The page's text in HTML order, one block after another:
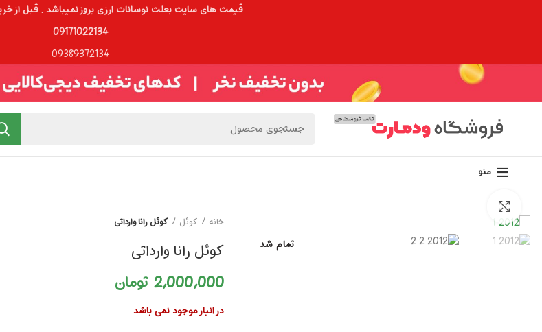
منو
تمام شد
خانه
کوئل کوئل رانا وارداتی
کوئل رانا وارداتی
2,000,000 تومان
در انبار موجود نمی باشد
قیمت های سایت بعلت نوسانات ارزی بروز نمیباشد . قبل از
09171022134
09389372134